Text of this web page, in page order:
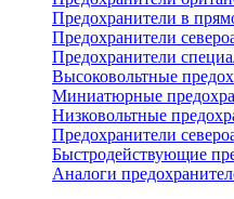
Предохранители в
Предохранители
Предохранители
Высоковольтные
Миниатюрные
Низковольтные
Предохранители
Быстродействующие
Аналоги